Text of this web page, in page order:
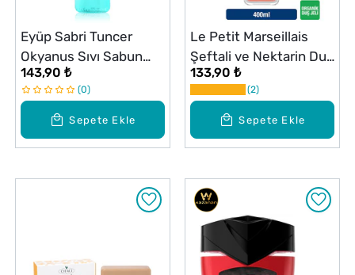
Sepete Ekle
Eyüp Sabri Tuncer
Okyanus Sıvı Sabun
500 ml
143,90 ₺
0
Sepete Ekle
Le Petit Marseillais
Şeftali ve Nektarin Duş
Jeli 400 ml
133,90 ₺
2